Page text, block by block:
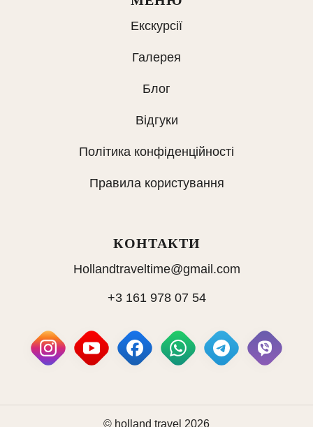
Екскурсії
Галерея
Блог
Відгуки
Політика конфіденційності
Правила користування
КОНТАКТИ
Hollandtraveltime@gmail.com
+3 161 978 07 54
© holland travel 2026